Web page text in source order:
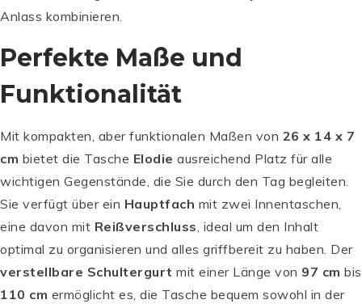
Anlass kombinieren.
Perfekte Maße und
Funktionalität
Mit kompakten, aber funktionalen Maßen von 26 x 14 x 7
cm bietet die Tasche Elodie ausreichend Platz für alle
wichtigen Gegenstände, die Sie durch den Tag begleiten.
Sie verfügt über ein Hauptfach mit zwei Innentaschen,
eine davon mit Reißverschluss, ideal um den Inhalt
optimal zu organisieren und alles griffbereit zu haben. Der
verstellbare Schultergurt mit einer Länge von 97 cm bis
110 cm ermöglicht es, die Tasche bequem sowohl in der